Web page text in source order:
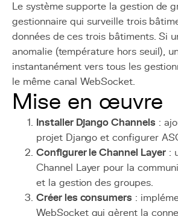
Le système supporte la gestion de
gestionnaire qui surveille trois
données de ces trois bâtiments. Si
anomalie (température hors seuil),
instantanément vers tous les
le même canal WebSocket.
Mise en œuvre
Installer Django Channels :
projet Django et configurer
Configurer le Channel Layer:
Channel Layer pour la
et la gestion des groupes.
Créer les consumers :
WebSocket qui gèrent la